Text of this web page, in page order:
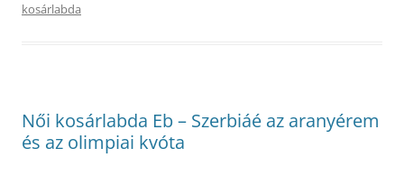
kosárlabda
Női kosárlabda Eb – Szerbiáé az aranyérem
és az olimpiai kvóta